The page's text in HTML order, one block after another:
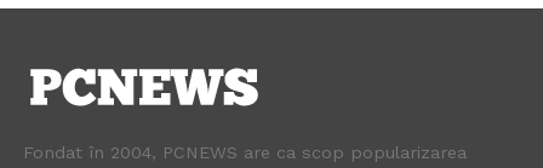
Fondat în 2004, PCNEWS are ca scop popularizarea